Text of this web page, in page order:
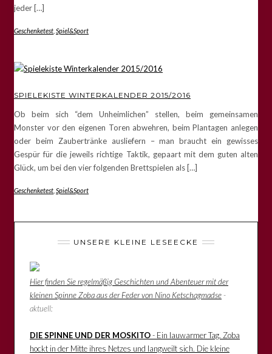
jeder […]
Geschenketest Spiel&Sport
SPIELEKISTE WINTERKALENDER 2015/2016
Ob beim sich “dem Unheimlichen” stellen, beim gemeinsamen
Monster vor den eigenen Toren abwehren, beim Plantagen anlegen
oder beim Zaubertränke ausliefern – man braucht ein gewisses
Gespür für die jeweils richtige Taktik, gepaart mit dem guten alten
Glück, um bei den vier folgenden Brettspielen als […]
Geschenketest Spiel&Sport
UNSERE KLEINE LESEECKE
Hier finden Sie regelmäßig Geschichten und Abenteuer mit der
kleinen Spinne Zoba aus der Feder von Nino Ketschagmadse-
aktuell:
DIE SPINNE UND DER MOSKITO- Ein lauwarmer Tag. Zoba
hockt in der Mitte ihres Netzes und langweilt sich. Die kleine